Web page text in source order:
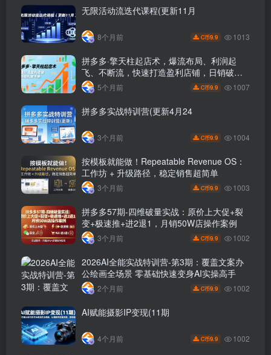
无限活动流迭代课程(更新11月
8个月前 C币9.9 1013
拼多多·擎天柱起店术，爆流布局、利润起
飞、不断流，快速打造盈利店铺，日销破千
单(更新5个月前 C币9.9 1007
拼多多实战特训营(更新4月24
3个月前 C币9.9 1004
按模板就能做！Repeatable Revenue OS：
工作坊 + 升级路径，稳定销售超简单
3个月前 C币9.9 1003
拼多多57期-四维破量实战：原价上大促+裂
变+极速推+进2退1，月销50W店操作案例
3个月前 C币9.9 1002
2026AI全能实战特训营-第3期：覆盖文案办
公绘画全场景 零基础快速变身AI实操高手
2个月前 C币9.9 1002
AI赋能摄影IP变现(11期
4个月前 C币9.9 1002